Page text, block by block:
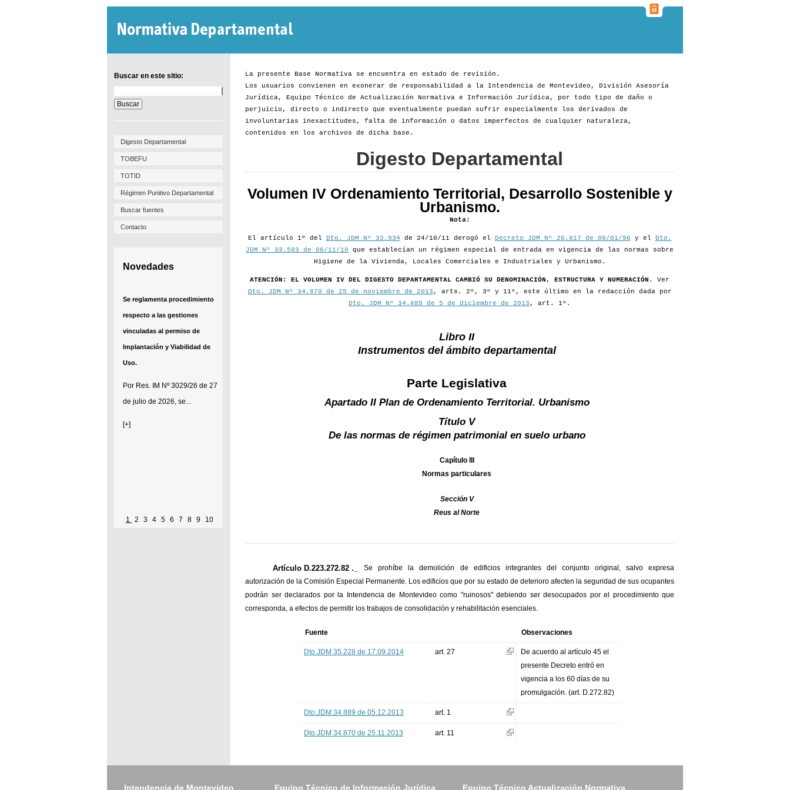
Buscar en este sitio:
en
este
sitio:
Digesto Departamental
TOBEFU
TOTID
Régimen Punitivo Departamental
Buscar fuentes
Contacto
Novedades
Se reglamenta procedimiento
respecto a las gestiones
vinculadas al permiso de
Implantación y Viabilidad de
Uso.
Por Res. IM Nº 3029/26 de 27
de julio de 2026, se...
[+]
1 2 3 4 5 6 7 8 9 10
La presente Base Normativa se encuentra en estado de revisión.
Los usuarios convienen en exonerar de responsabilidad a la Intendencia de Montevideo, División Asesoría
Jurídica, Equipo Técnico de Actualización Normativa e Información Jurídica, por todo tipo de daño o
perjuicio, directo o indirecto que eventualmente puedan sufrir especialmente los derivados de
involuntarias inexactitudes, falta de información o datos imperfectos de cualquier naturaleza,
contenidos en los archivos de dicha base.
Digesto Departamental
Volumen IV Ordenamiento Territorial, Desarrollo Sostenible y
Urbanismo.
Nota:
El artículo 1º del Dto. JDM Nº 33.934 de 24/10/11 derogó el Decreto JDM Nº 26.817 de 08/01/96 y el Dto.
JDM Nº 33.583 de 08/11/10 que establecían un régimen especial de entrada en vigencia de las normas sobre
Higiene de la Vivienda, Locales Comerciales e Industriales y Urbanismo.
ATENCIÓN: EL VOLUMEN IV DEL DIGESTO DEPARTAMENTAL CAMBIÓ SU DENOMINACIÓN, ESTRUCTURA Y NUMERACIÓN . Ver
Dto. JDM Nº 34.870 de 25 de noviembre de 2013 , arts. 2º, 3º y 11º, este último en la redacción dada por
Dto. JDM Nº 34.889 de 5 de diciembre de 2013 , art. 1º.
Libro II
Instrumentos del ámbito departamental
Parte Legislativa
Apartado II Plan de Ordenamiento Territorial. Urbanismo
Título V
De las normas de régimen patrimonial en suelo urbano
Capítulo III
Normas particulares
Sección V
Reus al Norte
Artículo D.223.272.82 ._
Se prohíbe la demolición de edificios integrantes del conjunto original, salvo expresa
autorización de la Comisión Especial Permanente. Los edificios que por su estado de deterioro afecten la seguridad de sus ocupantes
podrán ser declarados por la Intendencia de Montevideo como "ruinosos" debiendo ser desocupados por el procedimiento que
corresponda, a efectos de permitir los trabajos de consolidación y rehabilitación esenciales.
Fuente Observaciones
Dto.JDM 35.228 de 17.09.2014 art. 27
De acuerdo al artículo 45 el
presente Decreto entró en
vigencia a los 60 días de su
promulgación. (art. D.272.82)
Dto.JDM 34.889 de 05.12.2013 art. 1
Dto.JDM 34.870 de 25.11.2013 art. 11
Intendencia de Montevideo Equipo Técnico Actualización Normativa
Equipo Técnico de Información Jurídica